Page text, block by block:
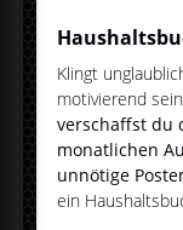
Klingt
motivierend
verschaffst du
monatlichen
unnötige
ein